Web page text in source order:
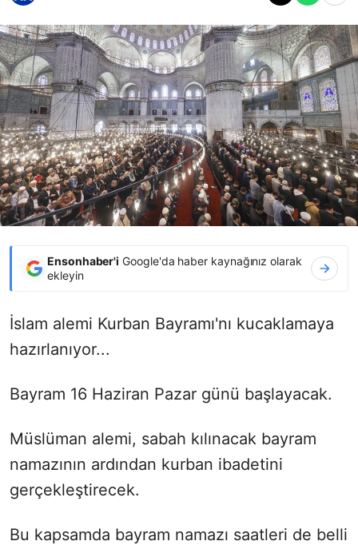
Ensonhaber'i Google'da haber kaynağınız olarak
ekleyin
İslam alemi Kurban Bayramı'nı kucaklamaya
hazırlanıyor...
Bayram 16 Haziran Pazar günü başlayacak.
Müslüman alemi, sabah kılınacak bayram
namazının ardından kurban ibadetini
gerçekleştirecek.
Bu kapsamda bayram namazı saatleri de belli